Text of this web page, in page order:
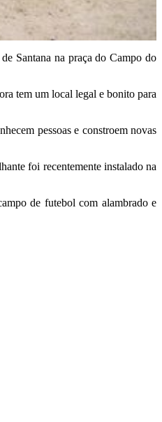
Santana na praça do Campo do
tem um local legal e bonito para
pessoas e constroem novas
foi recentemente instalado na
de futebol com alambrado e